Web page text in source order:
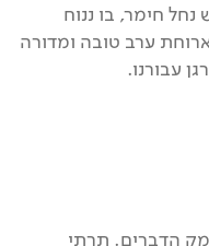
נחל חימר, בו ננוח
ערב טובה ומדורה
עבורנו.
הדברים. תרתי